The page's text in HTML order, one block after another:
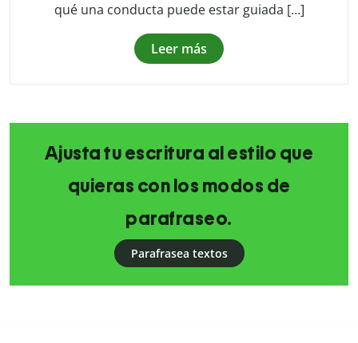
qué una conducta puede estar guiada […]
Leer más
Ajusta tu escritura al estilo que
quieras con los modos de
parafraseo.
Parafrasea textos